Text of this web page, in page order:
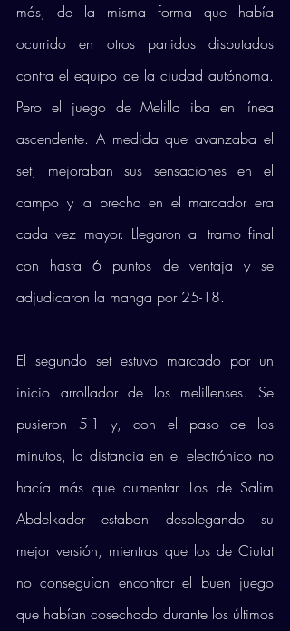
más, de la misma forma que había
ocurrido en otros partidos disputados
contra el equipo de la ciudad autónoma.
Pero el juego de Melilla iba en línea
ascendente. A medida que avanzaba el
set, mejoraban sus sensaciones en el
campo y la brecha en el marcador era
cada vez mayor. Llegaron al tramo final
con hasta 6 puntos de ventaja y se
adjudicaron la manga por 25-18.
El segundo set estuvo marcado por un
inicio arrollador de los melillenses. Se
pusieron 5-1 y, con el paso de los
minutos, la distancia en el electrónico no
hacía más que aumentar. Los de Salim
Abdelkader estaban desplegando su
mejor versión, mientras que los de Ciutat
no conseguían encontrar el buen juego
que habían cosechado durante los últimos